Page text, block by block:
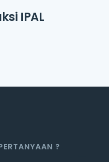
IPAL
?